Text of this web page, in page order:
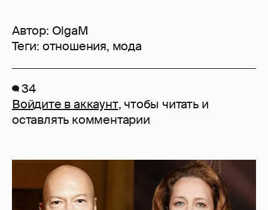
Автор: OlgaM
Теги: отношения, мода
34
Войдите в аккаунт, чтобы читать и
оставлять комментарии